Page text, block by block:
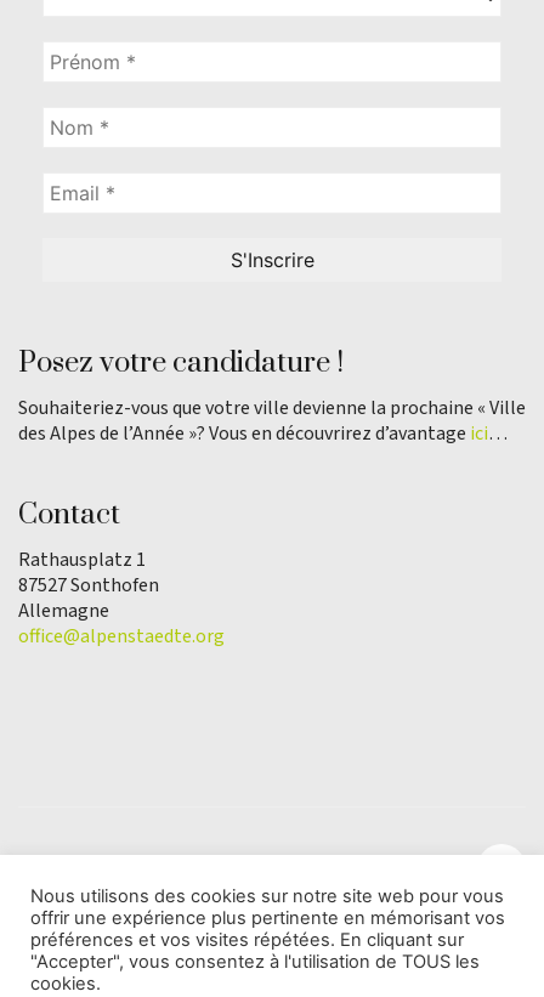
Posez votre candidature !
Souhaiteriez-vous que votre ville devienne la prochaine « Ville
des Alpes de l’Année »? Vous en découvrirez d’avantage ici…
Contact
Rathausplatz 1
87527 Sonthofen
Allemagne
office@alpenstaedte.org
© Copyright 2025 | L'association Ville des Alpes de
l'Année |Protection des données
Nous utilisons des cookies sur notre site web pour vous
offrir une expérience plus pertinente en mémorisant vos
préférences et vos visites répétées. En cliquant sur
"Accepter", vous consentez à l'utilisation de TOUS les
cookies.